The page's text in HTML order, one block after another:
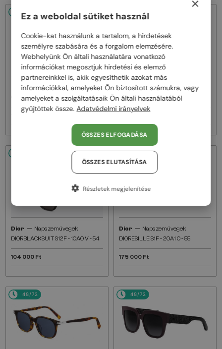
48/72
Dior—Napszemüvegek
CDIOR S1F - 35A0 D - 56
48/72
Dior—Napszemüvegek
DIORB23 S4I - 64A0 V - 56
Dior — Napszemüvegek
DIORBLACKSUIT S12F - 10A0 V - 54
104 000 Ft
48/72
Dior — Napszemüvegek
DIORESILLE S1F - 20A1 O - 55
175 000 Ft
48/72 48/72
×
Ez a weboldal sütiket használ
Cookie-kat használunk a tartalom, a hirdetések
személyre szabására és a forgalom elemzésére.
Webhelyünk Ön általi használatára vonatkozó
információkat megosztjuk hirdetési és elemző
partnereinkkel is, akik egyesíthetik azokat más
információkkal, amelyeket Ön biztosított számukra, vagy
amelyeket a szolgáltatásaik Ön általi használatából
gyűjtöttek össze. Adatvédelmi irányelvek
ÖSSZES ELFOGADÁSA
ÖSSZES ELUTASÍTÁSA
Részletek megjelenítése